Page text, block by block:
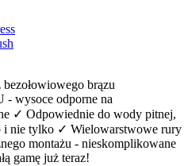
brązu
- wysoce odporne na
✓ Odpowiednie do wody pitnej,
i nie tylko ✓ Wielowarstwowe rury
montażu - nieskomplikowane
gamę już teraz!